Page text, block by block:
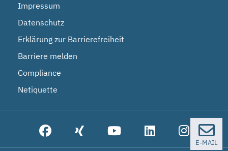
Impressum
Datenschutz
Erklärung zur Barrierefreiheit
Barriere melden
Compliance
Netiquette
E-MAIL